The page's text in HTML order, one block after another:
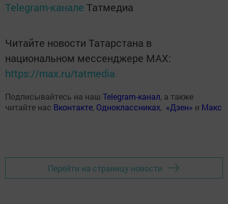
Telegram-канале Татмедиа
Читайте новости Татарстана в
национальном мессенджере MАХ:
https://max.ru/tatmedia
Подписывайтесь на наш Telegram-канал, а также
читайте нас Вконтакте, Одноклассниках, «Дзен» и Макс
Перейти на страницу новости